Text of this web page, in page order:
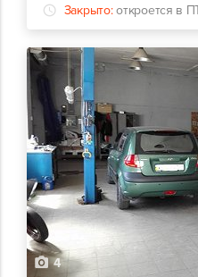
Закрыто: откроется в
4